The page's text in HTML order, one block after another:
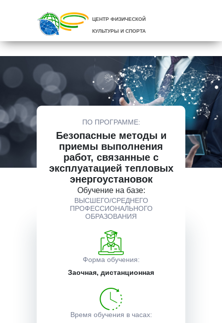
ЦЕНТР ФИЗИЧЕСКОЙ
КУЛЬТУРЫ И СПОРТА
ПО ПРОГРАММЕ:
Безопасные методы и
приемы выполнения
работ, связанные с
эксплуатацией тепловых
энергоустановок
Обучение на базе:
ВЫСШЕГО/СРЕДНЕГО
ПРОФЕССИОНАЛЬНОГО
ОБРАЗОВАНИЯ
Форма обучения:
Заочная, дистанционная
Время обучения в часах:
Описание курса